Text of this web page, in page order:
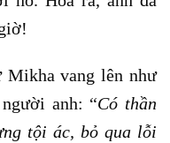
Mikha vang lên như
anh: “Có thần
tội ác, bỏ qua lỗi